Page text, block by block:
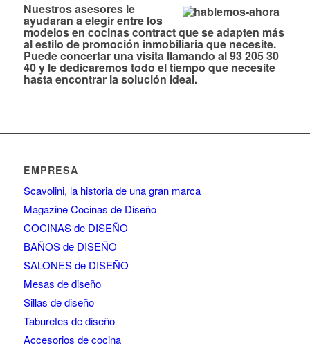
Nuestros asesores le
ayudaran a elegir entre los
modelos en cocinas contract que se adapten más
al estilo de promoción inmobiliaria que necesite.
Puede concertar una visita llamando al 93 205 30
40 y le dedicaremos todo el tiempo que necesite
hasta encontrar la solución ideal.
EMPRESA
Scavolini, la historia de una gran marca
Magazine Cocinas de Diseño
COCINAS de DISEÑO
BAÑOS de DISEÑO
SALONES de DISEÑO
Mesas de diseño
Sillas de diseño
Taburetes de diseño
Accesorios de cocina